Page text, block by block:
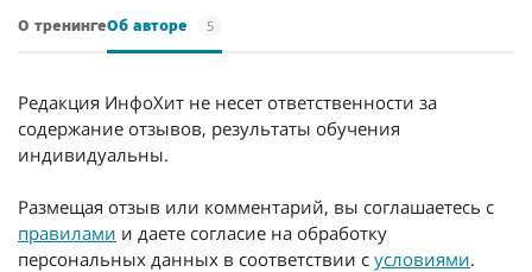
О тренингеОб авторе 5
Редакция ИнфоХит не несет ответственности за
содержание отзывов, результаты обучения
индивидуальны.
Размещая отзыв или комментарий, вы соглашаетесь с
правилами и даете согласие на обработку
персональных данных в соответствии с условиями.